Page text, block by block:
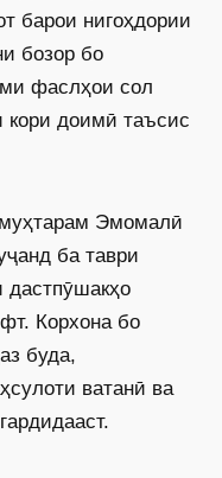
барои нигоҳдории
бозор бо
фаслҳои сол
доимӣ таъсис
Эмомалӣ
ба таври
дастпӯшакҳо
Корхона бо
буда,
ватанӣ ва